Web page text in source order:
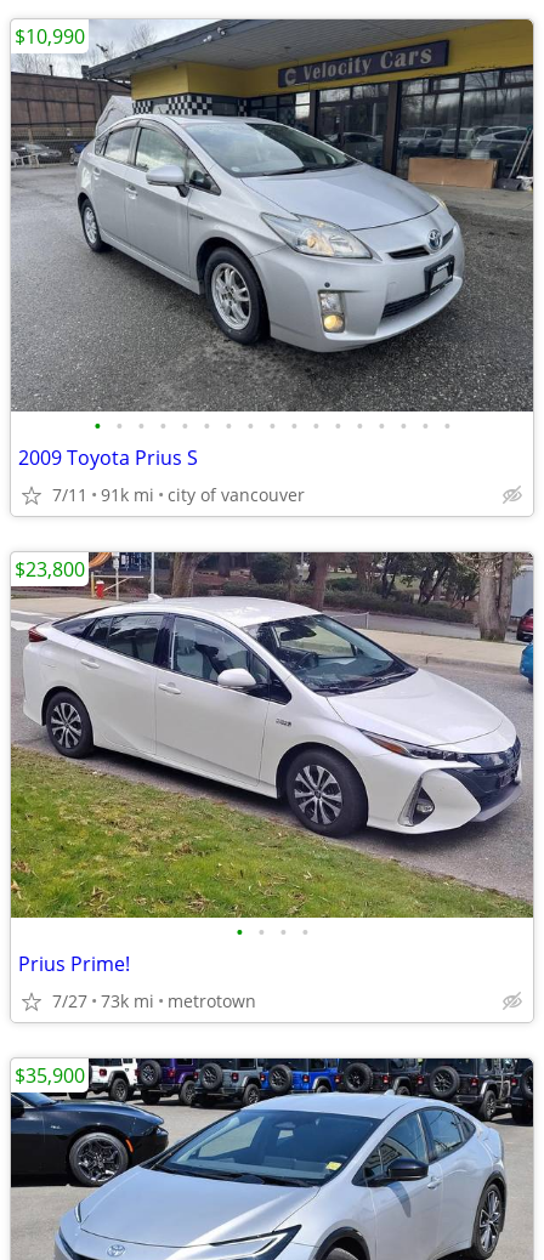
• • • • • • • • • • • • • • • • •
2009 Toyota Prius S
7/11 91k mi city of vancouver
$10,990
• • • •
Prius Prime!
7/27 73k mi metrotown
$23,800
$35,900